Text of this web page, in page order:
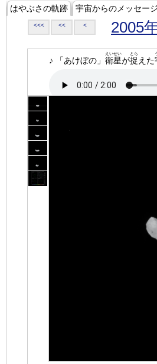
はやぶさの軌跡 宇宙からのメッセージ
<<< << < 2005
♪ 「あけぼの」 衛星
えいせい
が捉
とら
えた